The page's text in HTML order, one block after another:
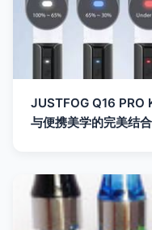
JUSTFOG Q16 PRO
与便携美学的完美结合